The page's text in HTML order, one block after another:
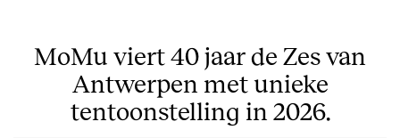
MoMu viert 40 jaar de Zes van
Antwerpen met unieke
tentoonstelling in 2026.